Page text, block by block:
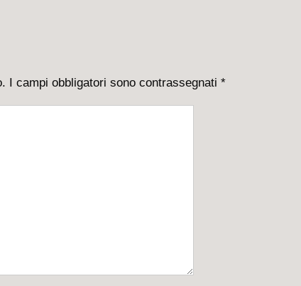
I campi obbligatori sono contrassegnati *